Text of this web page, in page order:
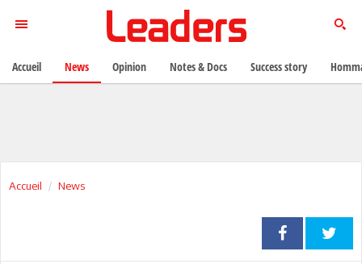
Accueil News
Accueil News Opinion Notes & Docs Success story